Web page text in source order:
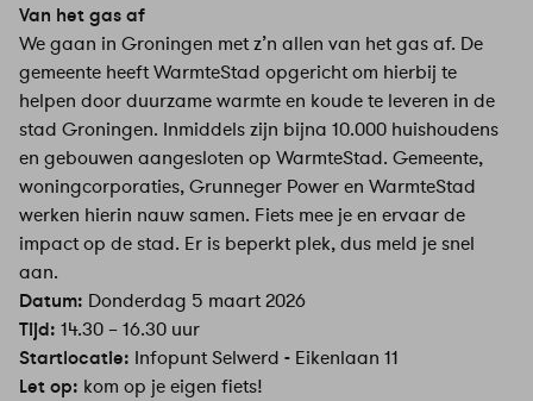
Van het gas af
We gaan in Groningen met z’n allen van het gas af. De
gemeente heeft WarmteStad opgericht om hierbij te
helpen door duurzame warmte en koude te leveren in de
stad Groningen. Inmiddels zijn bijna 10.000 huishoudens
en gebouwen aangesloten op WarmteStad. Gemeente,
woningcorporaties, Grunneger Power en WarmteStad
werken hierin nauw samen. Fiets mee je en ervaar de
impact op de stad. Er is beperkt plek, dus meld je snel
aan.
Datum: Donderdag 5 maart 2026
Tijd: 14.30 – 16.30 uur
Startlocatie: Infopunt Selwerd - Eikenlaan 11
Let op: kom op je eigen fiets!